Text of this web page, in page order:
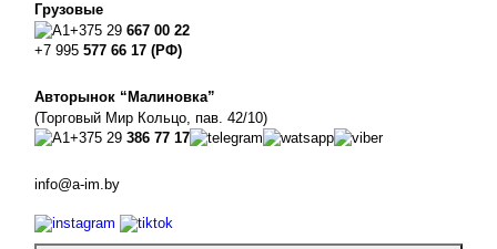
Грузовые
+375 29 667 00 22
+7 995 577 66 17 (РФ)
Авторынок “Малиновка”
(Торговый Мир Кольцо, пав. 42/10)
+375 29 386 77 17
info@a-im.by